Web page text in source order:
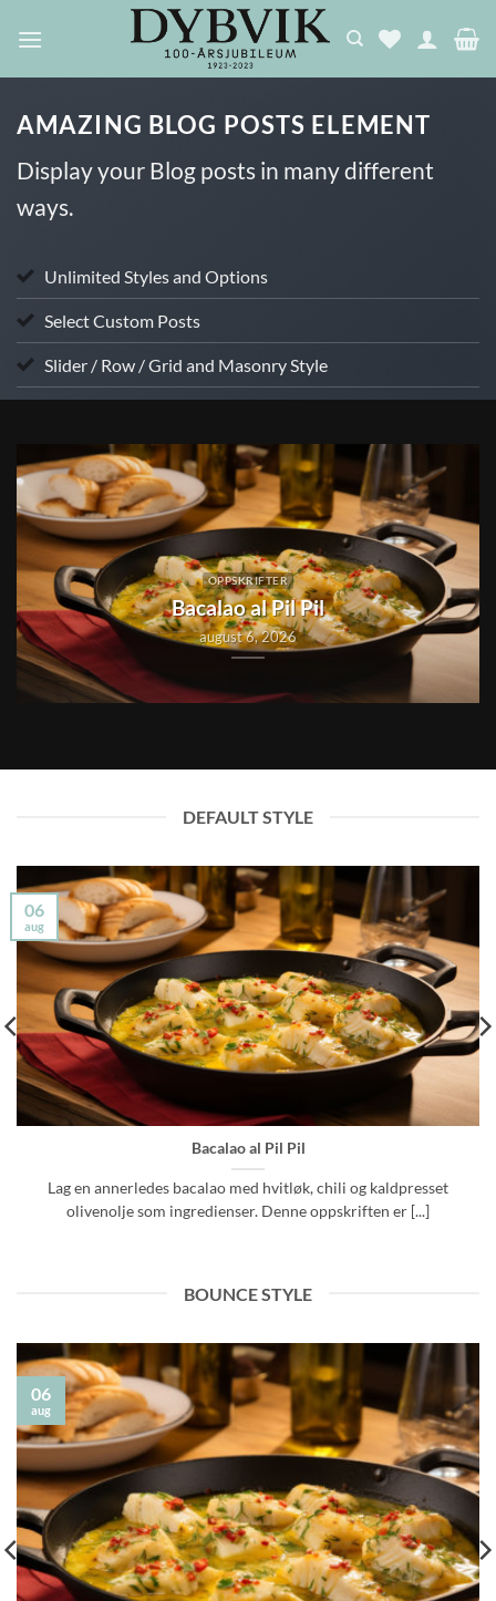
AMAZING BLOG POSTS ELEMENT
Display your Blog posts in many different
ways.
Unlimited Styles and Options
Select Custom Posts
Slider / Row / Grid and Masonry Style
OPPSKRIFTER
Bacalao al Pil Pil
august 6, 2026
DEFAULT STYLE
Bacalao al Pil Pil
Lag en annerledes bacalao med hvitløk, chili og kaldpresset
olivenolje som ingredienser. Denne oppskriften er [...]
06
aug
BOUNCE STYLE
06
aug